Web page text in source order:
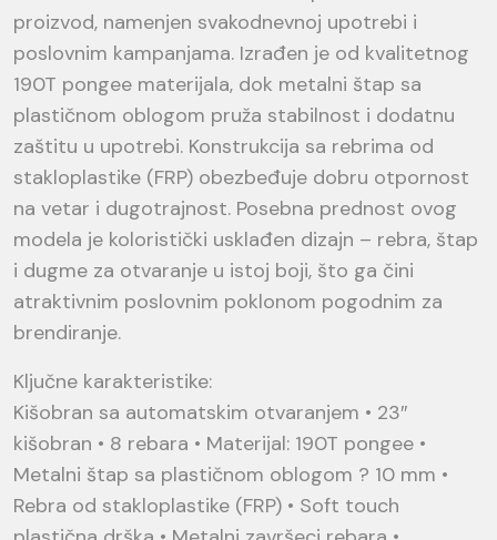
proizvod, namenjen svakodnevnoj upotrebi i
poslovnim kampanjama. Izrađen je od kvalitetnog
190T pongee materijala, dok metalni štap sa
plastičnom oblogom pruža stabilnost i dodatnu
zaštitu u upotrebi. Konstrukcija sa rebrima od
stakloplastike (FRP) obezbeđuje dobru otpornost
na vetar i dugotrajnost. Posebna prednost ovog
modela je koloristički usklađen dizajn – rebra, štap
i dugme za otvaranje u istoj boji, što ga čini
atraktivnim poslovnim poklonom pogodnim za
brendiranje.
Ključne karakteristike:
Kišobran sa automatskim otvaranjem • 23″
kišobran • 8 rebara • Materijal: 190T pongee •
Metalni štap sa plastičnom oblogom ? 10 mm •
Rebra od stakloplastike (FRP) • Soft touch